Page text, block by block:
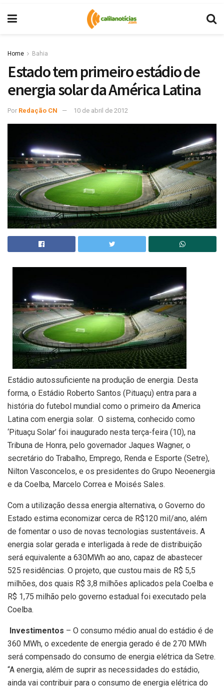
Home Bahia
Estado tem primeiro estádio de
energia solar da América Latina
Por Redação CN 10 de abril de 2012
Estádio autossuficiente na produção de energia. Desta
forma, o Estádio Roberto Santos (Pituaçu) entra para a
história do futebol mundial como o primeiro da America
Latina com energia solar. O sistema, conhecido como
‘Pituaçu Solar’ foi inaugurado nesta terça-feira (10), na
Tribuna de Honra, pelo governador Jaques Wagner, o
secretário do Trabalho, Emprego, Renda e Esporte (Setre),
Nilton Vasconcelos, e os presidentes do Grupo Neoenergia
e da Coelba, Marcelo Correa e Moisés Sales.
Com a utilização dessa energia alternativa, o Governo do
Estado estima economizar cerca de R$120 mil/ano, além
de fomentar o uso de novas tecnologias sustentáveis. A
energia solar gerada e interligada à rede de distribuição
será equivalente a 630MWh ao ano, capaz de abastecer
525 residências. O projeto, que custou mais de R$ 5,5
milhões, dos quais R$ 3,8 milhões aplicados pela Coelba e
R$ 1,75 milhão pelo governo estadual foi executado pela
Coelba.
Investimentos – O consumo médio anual do estádio é de
360 MWh, o excedente de energia gerado é de 270 MWh
será compensado do consumo de energia elétrica da Setre.
“A energia, além de suprir as necessidades do estádio,
ainda vai contribuir para o consumo de energia elétrica do